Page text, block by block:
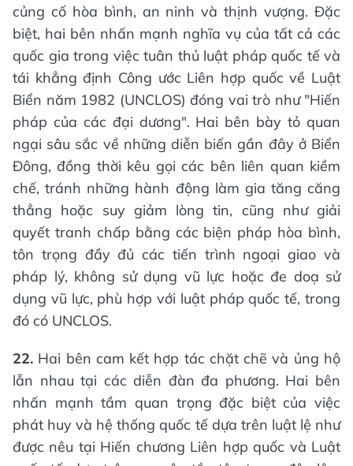
củng cố hòa bình, an ninh và thịnh vượng. Đặc
biệt, hai bên nhấn mạnh nghĩa vụ của tất cả các
quốc gia trong việc tuân thủ luật pháp quốc tế và
tái khẳng định Công ước Liên hợp quốc về Luật
Biển năm 1982 (UNCLOS) đóng vai trò như "Hiến
pháp của các đại dương". Hai bên bày tỏ quan
ngại sâu sắc về những diễn biến gần đây ở Biển
Đông, đồng thời kêu gọi các bên liên quan kiềm
chế, tránh những hành động làm gia tăng căng
thẳng hoặc suy giảm lòng tin, cũng như giải
quyết tranh chấp bằng các biện pháp hòa bình,
tôn trọng đầy đủ các tiến trình ngoại giao và
pháp lý, không sử dụng vũ lực hoặc đe doạ sử
dụng vũ lực, phù hợp với luật pháp quốc tế, trong
đó có UNCLOS.
22. Hai bên cam kết hợp tác chặt chẽ và ủng hộ
lẫn nhau tại các diễn đàn đa phương. Hai bên
nhấn mạnh tầm quan trọng đặc biệt của việc
phát huy và hệ thống quốc tế dựa trên luật lệ như
được nêu tại Hiến chương Liên hợp quốc và Luật